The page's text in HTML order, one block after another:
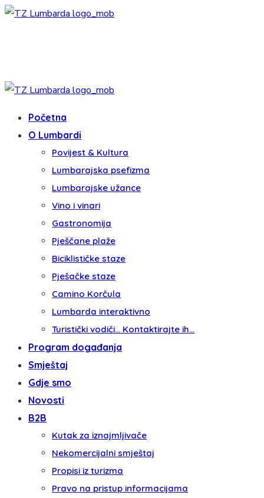
Početna
O Lumbardi
Povijest & Kultura
Lumbarajska psefizma
Lumbarajske užance
Vino i vinari
Gastronomija
Pješčane plaže
Biciklističke staze
Pješačke staze
Camino Korčula
Lumbarda interaktivno
Turistički vodiči… Kontaktirajte ih…
Program događanja
Smještaj
Gdje smo
Novosti
B2B
Kutak za iznajmljivače
Nekomercijalni smještaj
Propisi iz turizma
Pravo na pristup informacijama